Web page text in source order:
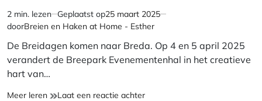
Geschatte
leestijd
2 min. lezen Geplaatst op25 maart 2025
doorBreien en Haken at Home - Esther
De Breidagen komen naar Breda. Op 4 en 5 april 2025
verandert de Breepark Evenementenhal in het creatieve
hart van…
Meer leren Breidagen
Laat een reactie achterop